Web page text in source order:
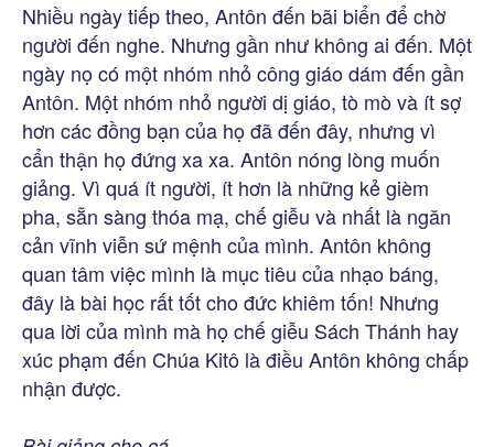
Nhiều ngày tiếp theo, Antôn đến bãi biển để chờ
người đến nghe. Nhưng gần như không ai đến. Một
ngày nọ có một nhóm nhỏ công giáo dám đến gần
Antôn. Một nhóm nhỏ người dị giáo, tò mò và ít sợ
hơn các đồng bạn của họ đã đến đây, nhưng vì
cẩn thận họ đứng xa xa. Antôn nóng lòng muốn
giảng. Vì quá ít người, ít hơn là những kẻ gièm
pha, sẵn sàng thóa mạ, chế giễu và nhất là ngăn
cản vĩnh viễn sứ mệnh của mình. Antôn không
quan tâm việc mình là mục tiêu của nhạo báng,
đây là bài học rất tốt cho đức khiêm tốn! Nhưng
qua lời của mình mà họ chế giễu Sách Thánh hay
xúc phạm đến Chúa Kitô là điều Antôn không chấp
nhận được.